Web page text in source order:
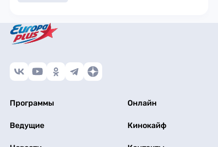
Программы Онлайн
Ведущие Кинокайф